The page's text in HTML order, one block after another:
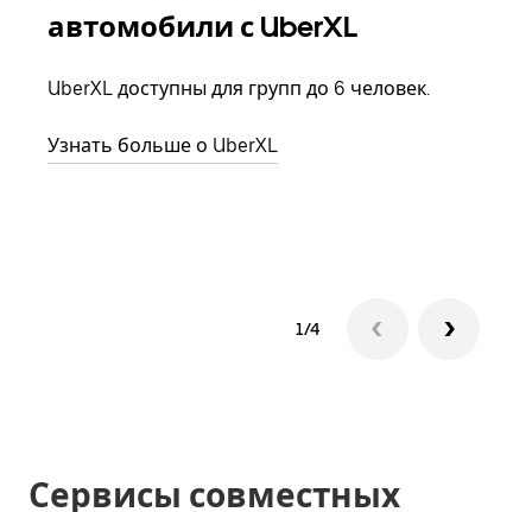
автомобили с UberXL
UberXL доступны для групп до 6 человек.
Узнать больше о UberXL
1/4
Сервисы совместных